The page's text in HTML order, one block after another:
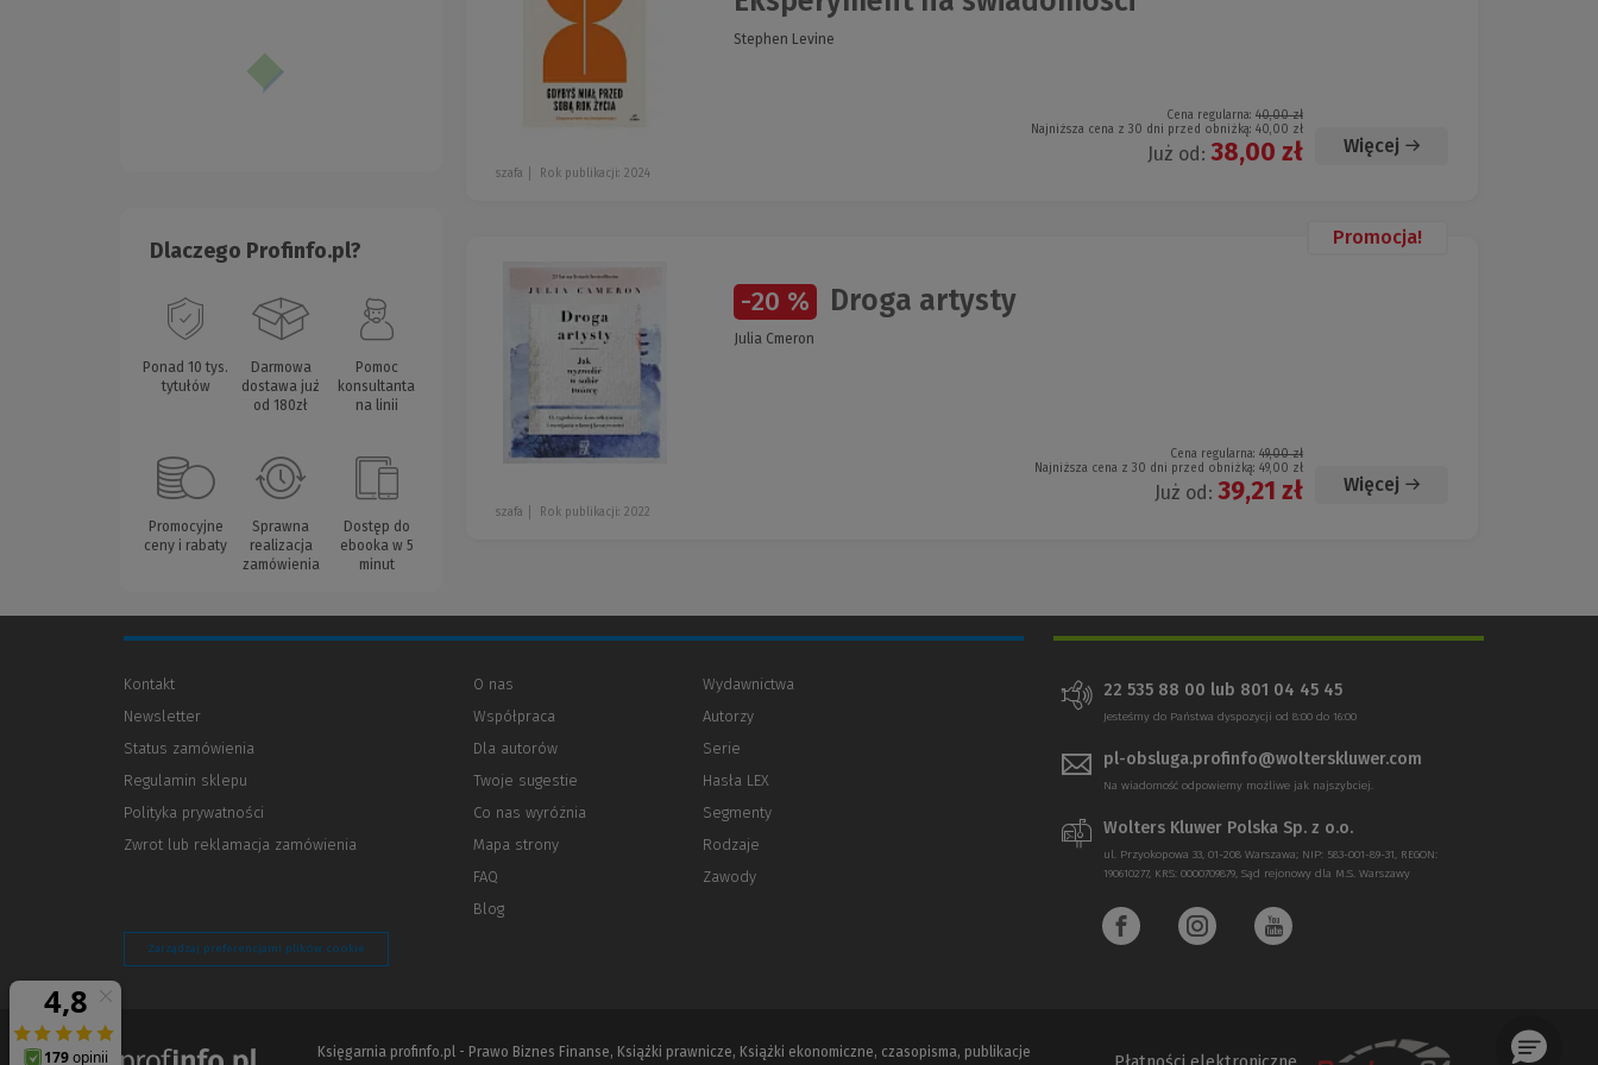
Dlaczego Profinfo.pl?
Ponad 10 tys.
tytułów
Darmowa
dostawa już
od 180zł
Pomoc
konsultanta
na linii
Promocyjne
ceny i rabaty
Sprawna
realizacja
zamówienia
Dostęp do
ebooka w 5
minut
Stephen Levine
Cena regularna: 40,00 zł
Najniższa cena z 30 dni przed obniżką: 40,00 zł
Już od: 38,00 zł Więcej
szafa Rok publikacji: 2024
Promocja!
-20 % Droga artysty
Julia Cmeron
Cena regularna: 49,00 zł
Najniższa cena z 30 dni przed obniżką: 49,00 zł
Już od: 39,21 zł Więcej
szafa Rok publikacji: 2022
Kontakt
Newsletter
Status zamówienia
Regulamin sklepu
Polityka prywatności
innej
Zwrot lub reklamacja zamówienia
O nas
Współpraca
Dla autorów
innej
strony)
Twoje sugestie
Co nas wyróżnia
Mapa strony
FAQ
Blog
Wydawnictwa
Autorzy
Serie
Hasła LEX
Segmenty
Rodzaje
Zawody
Zarządzaj preferencjami plików cookie
22 535 88 00 lub 801 04 45 45
Jesteśmy do Państwa dyspozycji od 8:00 do 16:00
pl-obsluga.profinfo@wolterskluwer.com
Na wiadomość odpowiemy możliwe jak najszybciej.
Wolters Kluwer Polska Sp. z o.o.
ul. Przyokopowa 33, 01-208 Warszawa; NIP: 583-001-89-31, REGON:
190610277, KRS: 0000709879, Sąd rejonowy dla M.S. Warszawy
Księgarnia profinfo.pl - Prawo Biznes Finanse, Książki prawnicze, Książki ekonomiczne, czasopisma, publikacje